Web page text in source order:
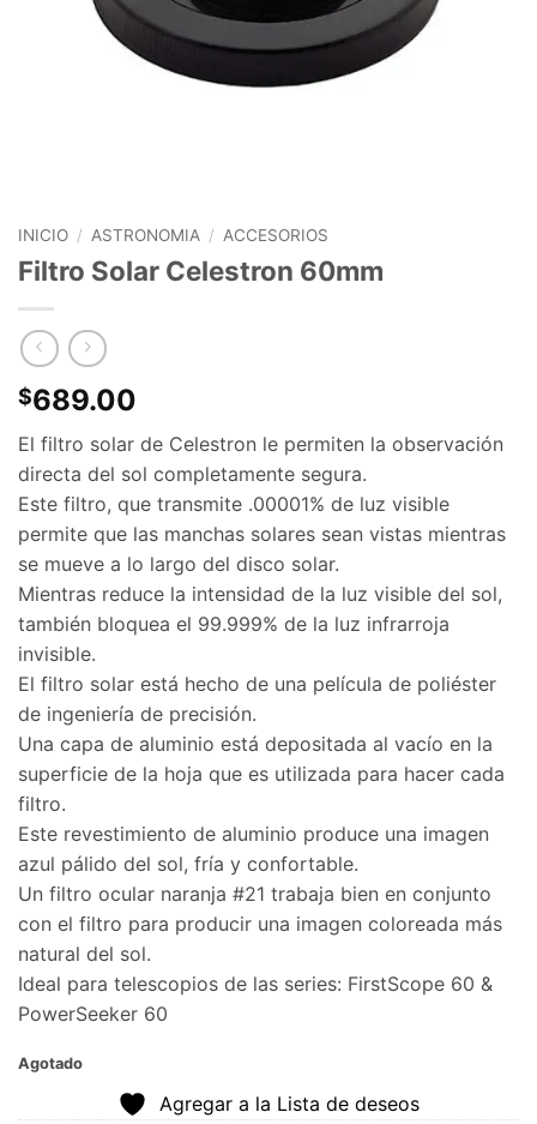
INICIO / ASTRONOMIA / ACCESORIOS
Filtro Solar Celestron 60mm
$689.00
El filtro solar de Celestron le permiten la observación
directa del sol completamente segura.
Este filtro, que transmite .00001% de luz visible
permite que las manchas solares sean vistas mientras
se mueve a lo largo del disco solar.
Mientras reduce la intensidad de la luz visible del sol,
también bloquea el 99.999% de la luz infrarroja
invisible.
El filtro solar está hecho de una película de poliéster
de ingeniería de precisión.
Una capa de aluminio está depositada al vacío en la
superficie de la hoja que es utilizada para hacer cada
filtro.
Este revestimiento de aluminio produce una imagen
azul pálido del sol, fría y confortable.
Un filtro ocular naranja #21 trabaja bien en conjunto
con el filtro para producir una imagen coloreada más
natural del sol.
Ideal para telescopios de las series: FirstScope 60 &
PowerSeeker 60
Agotado
Agregar a la Lista de deseos